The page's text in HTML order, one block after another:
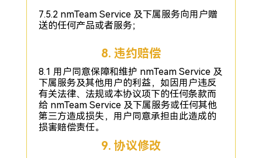
7.5.2 nmTeam Service 及下属服务向用户赠
送的任何产品或者服务；
8. 违约赔偿
8.1 用户同意保障和维护 nmTeam Service 及
下属服务及其他用户的利益，如因用户违反
有关法律、法规或本协议项下的任何条款而
给 nmTeam Service 及下属服务或任何其他
第三方造成损失，用户同意承担由此造成的
损害赔偿责任。
9. 协议修改